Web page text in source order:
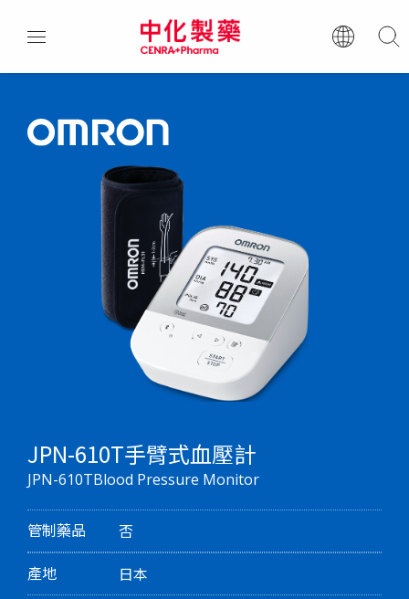
JPN-610T手臂式血壓計
JPN-610TBlood Pressure Monitor
管制藥品
否
產地
日本